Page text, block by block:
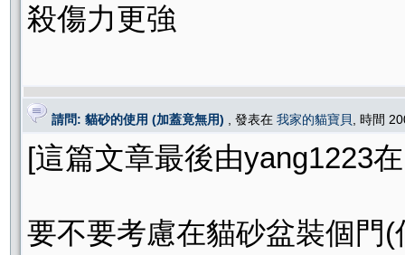
殺傷力更強
請問: 貓砂的使用 (加蓋竟無用) , 發表在 我家的貓寶貝 , 時間
[這篇文章最後由yang1223
要不要考慮在貓砂盆裝個門